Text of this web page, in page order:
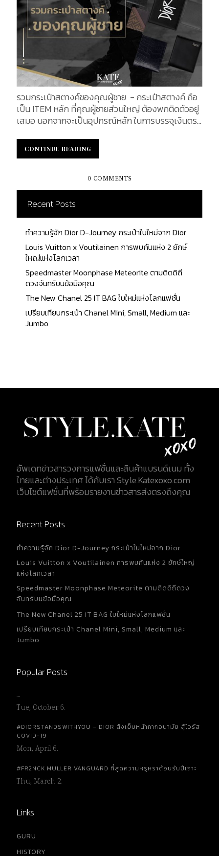
รวมกระเป๋าสตางค์ของคุณผู้ชาย - กระเป๋าสตางค์ ถือ
เป็น ITEM หลัก ที่คุณผู้ชายส่วนใหญ่ ต้องพกติดตัวอยู่
เสมอ นอกจากจะเป็นอุปกรณ์หลัก ในการบรรจุเงินตรา
สามารถบ่งบอกไลฟ์สไตล์ของบุคคลผู้เป็นเจ้าของได้อีก
ด้วย การเลือกซื้อกระเป๋าสตางค์ดี ๆ สักใบ จึงนับเป็น
ทำการรวบรวมกระเป๋าสตางค์แบรนด์ดังแบรนด์ฮิต
สำหรับคุณผู้ชาย ซึ่งในแต่ละรุ่น มีเอกลักษณ์และจุดเด่น
เฉพาะตัวที่น่าสนใจแตกต่างกันออกไป แต่ละแบรนด์ที่ได้
ทำการรวมข้อมูลมานั้น เรียกได้ว่าเป็น ITEM เด็ด ที่ไม่ว่า
จะซื้อมาใช้เอง หรือเพื่อเป็นข้อมูลสำหรับสาว ๆ ที่
ต้องการซื้อของขวัญให้คนรัก ก็นับว่าโดนใจไม่ใช่น้อย จะ
มีรุ่นไหนบ้างนั้น ติดตามไปพร้อม ๆ กันเลยค่ะ Hermes
เริ่มต้นด้วยกระเป๋าจากแบรนด์สุดหรูจากแบรนด์
Hermes อย่าง MC² Copernic Wallet ขึ้นชื่อว่า
Hermes คงไม่พ้นความหรูหรา มีระดับอย่างแน่นอน มา
พร้อมกับหนังจระเข้ Mississippiensis เคลือบด้าน
สวยงาม ทนทานต่อการใช้งาน ด้านในมาพร้อมกับช่องใส่
บัตร 8 ช่อง และช่องใส่ธนบัตร 1 ช่อง ขนาดกระทัดรัด
CONTINUE READING
CONTINUE READING
0 COMMENTS
Recent Posts
ทำความรู้จัก Dior D-Journey กระเป๋าใบใหม่จาก Dior
Louis Vuitton x Voutilainen การพบกันแห่ง 2 ยักษ์
ใหญ่แห่งโลกเวลา
Speedmaster Moonphase Meteorite ตามติดดิถี
ดวงจันทร์บนข้อมือคุณ
The New Chanel 25 IT BAG ใบใหม่แห่งโลกแฟชั่น
เปรียบเทียบกระเป๋า Chanel Mini, Small, Medium และ
Jumbo
อัพเดทข่าวสารวงการแฟชั่นและสินค้าแบรนด์เนม ทั้ง
ไทยและต่างประเทศ ได้กับเรา Style.Katexoxo.com
เว็บไซต์แฟชั่นที่พร้อมรายงานข่าวสารส่งตรงถึงคุณ
Recent Posts
ทำความรู้จัก Dior D-Journey กระเป๋าใบใหม่จาก Dior
Louis Vuitton x Voutilainen การพบกันแห่ง 2 ยักษ์ใหญ่
แห่งโลกเวลา
Speedmaster Moonphase Meteorite ตามติดดิถีดวง
จันทร์บนข้อมือคุณ
The New Chanel 25 IT BAG ใบใหม่แห่งโลกแฟชั่น
เปรียบเทียบกระเป๋า Chanel Mini, Small, Medium และ
Jumbo
Popular Posts
…
Tue, October 6.
#DIORSTANDSWITHYOU – DIOR สั่งเย็บหน้ากากอนามัย สู้ไวรัส
COVID-19
Mon, April 6.
#FR2NCK MULLER VANGUARD ที่สุดความหรูหราต้อนรับปีเถาะ
Thu, March 2.
Links
GURU
HISTORY